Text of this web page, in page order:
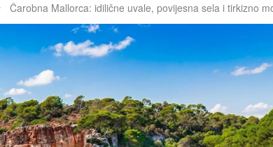
Čarobna Mallorca: idilične uvale, povijesna sela i tirkizno